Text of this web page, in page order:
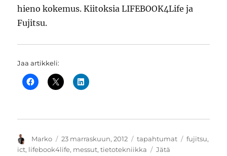
hieno kokemus. Kiitoksia LIFEBOOK4Life ja
Fujitsu.
Jaa artikkeli:
Kirjoittaja
Marko Julkaistu
23 marraskuun, 2012 Kategoriat
tapahtumat Avainsanat
fujitsu,
ict, lifebook4life, messut,tietotekniikka
Jätä